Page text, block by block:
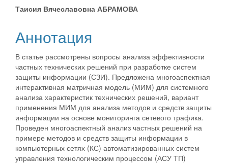
Таисия Вячеславовна АБРАМОВА
Аннотация
В статье рассмотрены вопросы анализа эффективности
частных технических решений при разработке систем
защиты информации (СЗИ). Предложена многоаспектная
интерактивная матричная модель (МИМ) для системного
анализа характеристик технических решений, вариант
применения МИМ для анализа методов и средств защиты
информации на основе мониторинга сетевого трафика.
Проведен многоаспектный анализ частных решений на
примере методов и средств защиты информации в
компьютерных сетях (КС) автоматизированных систем
управления технологическим процессом (АСУ ТП)